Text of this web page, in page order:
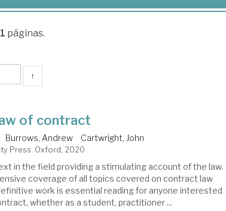
1 páginas.
↑
of contract
Burrows, Andrew Cartwright, John
Press. Oxford, 2020
in the field providing a stimulating account of the law.
coverage of all topics covered on contract law
work is essential reading for anyone interested
whether as a student, practitioner ...